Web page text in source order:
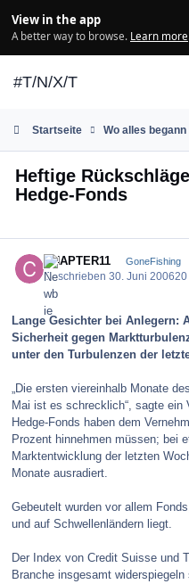
View in the app
A better way to browse. Learn more
#T/N/X/T
Startseite Wo alles begann
Heftige
Hedge-Fonds
CHAPTER11 GoneFishing
Geschrieben30. Juni 200620
Lange Gesichter bei Anlegern:
Sicherheit gegen
unter den Turbulenzen der
„Die ersten viereinhalb Monate
Mai ist es schrecklich“, sagte ein
Hedge-Fonds haben dem
Prozent hinnehmen müssen; bei
Marktentwicklung der letzten
Monate ausradiert.
Gebeutelt wurden vor allem
und auf Schwellenländern liegt.
Der Index von Credit Suisse und
Branche insgesamt